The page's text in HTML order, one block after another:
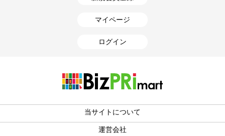
マイページ
ログイン
当サイトについて
運営会社